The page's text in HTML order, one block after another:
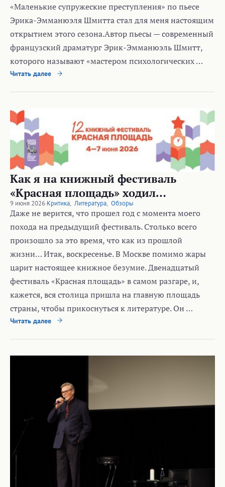
«Маленькие супружеские преступления» по пьесе
Эрика-Эмманюэля Шмитта стал для меня настоящим
открытием этого сезона.Автор пьесы — современный
французский драматург Эрик-Эмманюэль Шмитт,
которого называют «мастером психологических …
Читать далее
Как я на книжный фестиваль
«Красная площадь» ходил…
9 июня 2026·Критика, Литература, Обзоры
Даже не верится, что прошел год с момента моего
похода на предыдущий фестиваль. Столько всего
произошло за это время, что как из прошлой
жизни… Итак, воскресенье. В Москве помимо жары
царит настоящее книжное безумие. Двенадцатый
фестиваль «Красная площадь» в самом разгаре, и,
кажется, вся столица пришла на главную площадь
страны, чтобы прикоснуться к литературе. Он …
Читать далее